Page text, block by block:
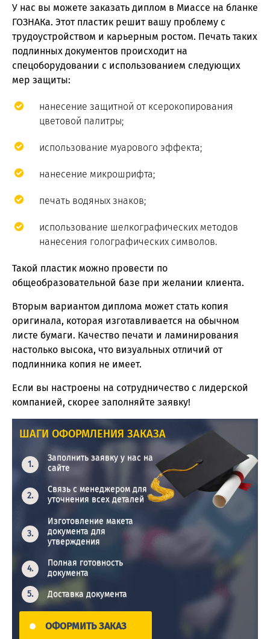
У нас вы можете заказать диплом в Миассе на бланке
ГОЗНАКа. Этот пластик решит вашу проблему с
трудоустройством и карьерным ростом. Печать таких
подлинных документов происходит на
спецоборудовании с использованием следующих
мер защиты:
нанесение защитной от ксерокопирования
цветовой палитры;
использование муарового эффекта;
нанесение микрошрифта;
печать водяных знаков;
использование шелкографических методов
нанесения голографических символов.
Такой пластик можно провести по
общеобразовательной базе при желании клиента.
Вторым вариантом диплома может стать копия
оригинала, которая изготавливается на обычном
листе бумаги. Качество печати и ламинирования
настолько высока, что визуальных отличий от
подлинника копия не имеет.
Если вы настроены на сотрудничество с лидерской
компанией, скорее заполняйте заявку!
ШАГИ ОФОРМЛЕНИЯ ЗАКАЗА
Заполнить заявку у нас на
сайте
Связь с менеджером для
уточнения всех деталей
Изготовление макета
документа для
утверждения
Полная готовность
документа
Доставка документа
ОФОРМИТЬ ЗАКАЗ